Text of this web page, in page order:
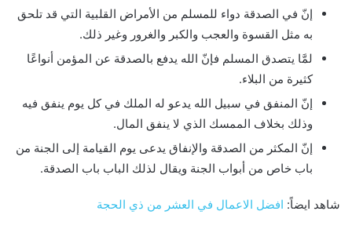
إنّ في الصدقة دواء للمسلم من الأمراض القلبية التي قد تلحق
به مثل القسوة والعجب والكبر والغرور وغير ذلك.
لمَّا يتصدق المسلم فإنّ الله يدفع بالصدقة عن المؤمن أنواعًا
كثيرة من البلاء.
إنّ المنفق في سبيل الله يدعو له الملك في كل يوم ينفق فيه
وذلك بخلاف الممسك الذي لا ينفق المال.
إنّ المكثر من الصدقة والإنفاق يدعى يوم القيامة إلى الجنة من
باب خاص من أبواب الجنة ويقال لذلك الباب باب الصدقة.
شاهد ايضاً: افضل الاعمال في العشر من ذي الحجة